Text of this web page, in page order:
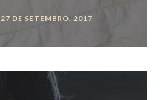
27 DE SETEMBRO, 2017